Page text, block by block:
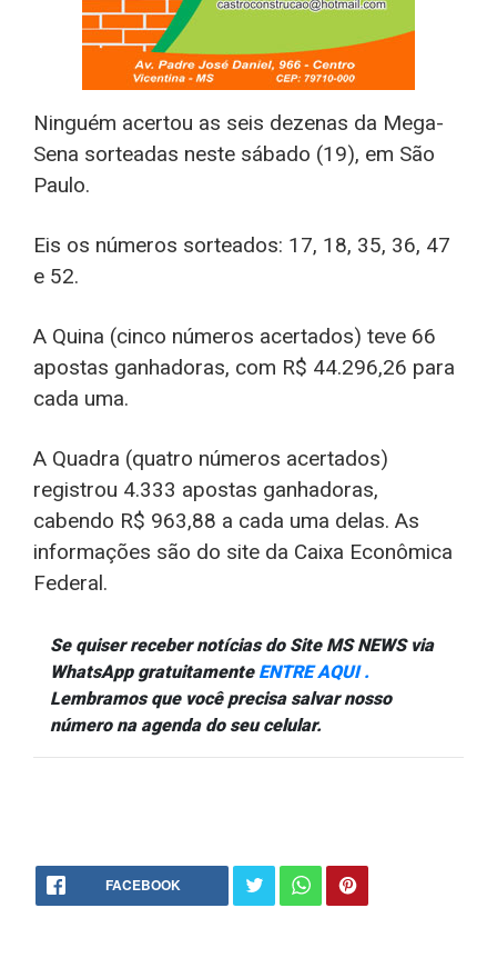
Ninguém acertou as seis dezenas da Mega-
Sena sorteadas neste sábado (19), em São
Paulo.
Eis os números sorteados: 17, 18, 35, 36, 47
e 52.
A Quina (cinco números acertados) teve 66
apostas ganhadoras, com R$ 44.296,26 para
cada uma.
A Quadra (quatro números acertados)
registrou 4.333 apostas ganhadoras,
cabendo R$ 963,88 a cada uma delas. As
informações são do site da Caixa Econômica
Federal.
Se quiser receber notícias do Site MS NEWS via
WhatsApp gratuitamente ENTRE AQUI .
Lembramos que você precisa salvar nosso
número na agenda do seu celular.
FACEBOOK